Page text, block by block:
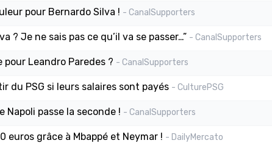
pour Bernardo Silva ! - CanalSupporters
? Je ne sais pas ce qu’il va se passer…” - CanalSupporters
pour Leandro Paredes ? - CanalSupporters
du PSG si leurs salaires sont payés - CulturePSG
Napoli passe la seconde ! - CanalSupporters
euros grâce à Mbappé et Neymar ! - DailyMercato